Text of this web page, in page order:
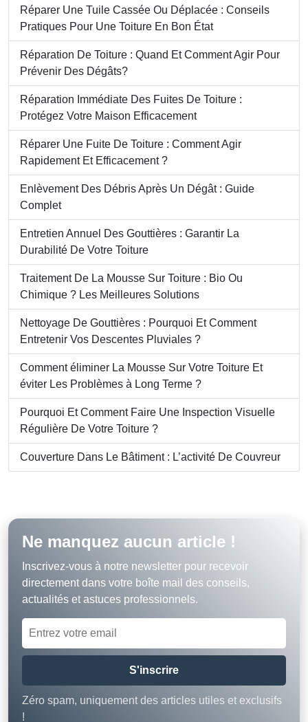
Réparer Une Tuile Cassée Ou Déplacée : Conseils
Pratiques Pour Une Toiture En Bon État
Réparation De Toiture : Quand Et Comment Agir Pour
Prévenir Des Dégâts?
Réparation Immédiate Des Fuites De Toiture :
Protégez Votre Maison Efficacement
Réparer Une Fuite De Toiture : Comment Agir
Rapidement Et Efficacement ?
Enlèvement Des Débris Après Un Dégât : Guide
Complet
Entretien Annuel Des Gouttières : Garantir La
Durabilité De Votre Toiture
Traitement De La Mousse Sur Toiture : Bio Ou
Chimique ? Les Meilleures Solutions
Nettoyage De Gouttières : Pourquoi Et Comment
Entretenir Vos Descentes Pluviales ?
Comment éliminer La Mousse Sur Votre Toiture Et
éviter Les Problèmes à Long Terme ?
Pourquoi Et Comment Faire Une Inspection Visuelle
Régulière De Votre Toiture ?
Couverture Dans Le Bâtiment : L’activité De Couvreur
Ne manquez aucun article !
Inscrivez-vous à notre newsletter pour recevoir
directement dans votre boîte mail des conseils,
actualités et astuces professionnels.
S'inscrire
Zéro spam, uniquement des articles utiles et exclusifs
!